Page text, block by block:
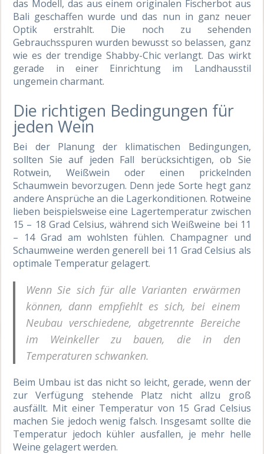
das Modell, das aus einem originalen Fischerbot aus
Bali geschaffen wurde und das nun in ganz neuer
Optik erstrahlt. Die noch zu sehenden
Gebrauchsspuren wurden bewusst so belassen, ganz
wie es der trendige Shabby-Chic verlangt. Das wirkt
gerade in einer Einrichtung im Landhausstil
ungemein charmant.
Die richtigen Bedingungen für
jeden Wein
Bei der Planung der klimatischen Bedingungen,
sollten Sie auf jeden Fall berücksichtigen, ob Sie
Rotwein, Weißwein oder einen prickelnden
Schaumwein bevorzugen. Denn jede Sorte hegt ganz
andere Ansprüche an die Lagerkonditionen. Rotweine
lieben beispielsweise eine Lagertemperatur zwischen
15 – 18 Grad Celsius, während sich Weißweine bei 11
– 14 Grad am wohlsten fühlen. Champagner und
Schaumweine werden generell bei 11 Grad Celsius als
optimale Temperatur gelagert.
Wenn Sie sich für alle Varianten erwärmen
können, dann empfiehlt es sich, bei einem
Neubau verschiedene, abgetrennte Bereiche
im Weinkeller zu bauen, die in den
Temperaturen schwanken.
Beim Umbau ist das nicht so leicht, gerade, wenn der
zur Verfügung stehende Platz nicht allzu groß
ausfällt. Mit einer Temperatur von 15 Grad Celsius
machen Sie jedoch wenig falsch. Insgesamt sollte die
Temperatur jedoch kühler ausfallen, je mehr helle
Weine gelagert werden.